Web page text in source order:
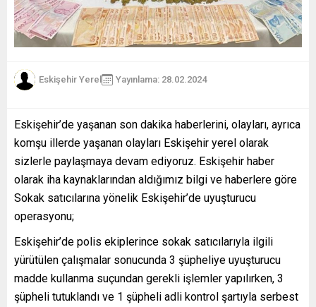
Eskişehir Yerel Yayınlama: 28.02.2024
Eskişehir’de yaşanan son dakika haberlerini, olayları, ayrıca
komşu illerde yaşanan olayları Eskişehir yerel olarak
sizlerle paylaşmaya devam ediyoruz. Eskişehir haber
olarak iha kaynaklarından aldığımız bilgi ve haberlere göre
Sokak satıcılarına yönelik Eskişehir’de uyuşturucu
operasyonu;
Eskişehir’de polis ekiplerince sokak satıcılarıyla ilgili
yürütülen çalışmalar sonucunda 3 şüpheliye uyuşturucu
madde kullanma suçundan gerekli işlemler yapılırken, 3
şüpheli tutuklandı ve 1 şüpheli adli kontrol şartıyla serbest